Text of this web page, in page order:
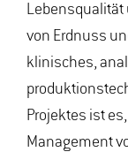
Lebensqualität
von Erdnuss
klinisches,
Projektes ist
Management